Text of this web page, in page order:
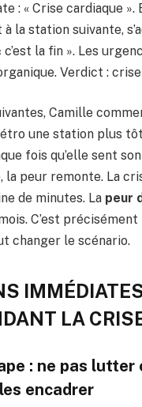
: « Crise cardiaque ».
la station suivante,
c’est la fin ». Les
Verdict : crise
Camille
une station plus
fois qu’elle sent
la peur remonte. La
de minutes. La peur
C’est précisément
changer le scénario.
LA
: ne pas lutter
encadrer